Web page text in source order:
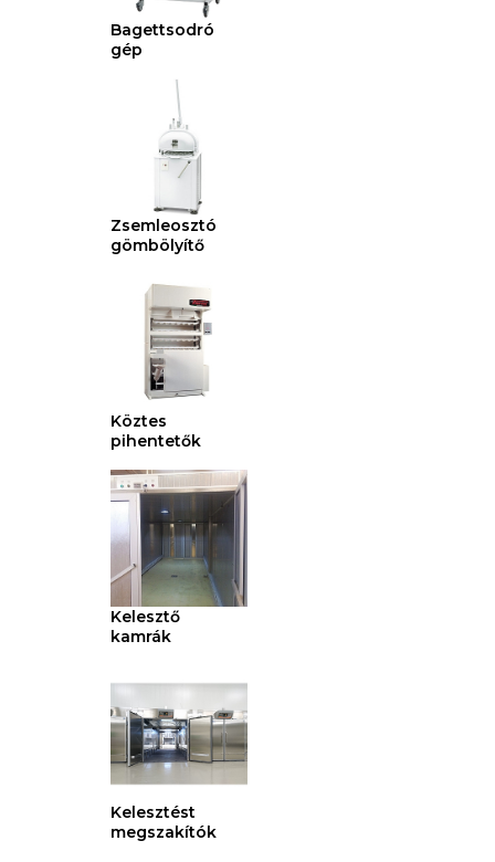
Bagettsodró
gép
Zsemleosztó
gömbölyítő
Köztes
pihentetők
Kelesztő
kamrák
Kelesztést
megszakítók